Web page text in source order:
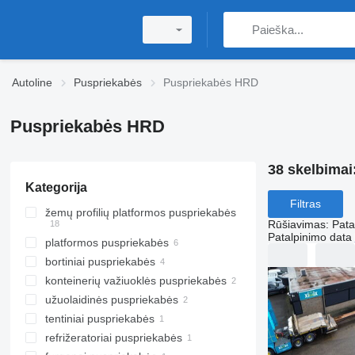
Autoline Puspriekabės Puspriekabės HRD
Puspriekabės HRD
Kategorija
žemų profilių platformos puspriekabės
platformos puspriekabės
bortiniai puspriekabės
konteinerių važiuoklės puspriekabės
užuolaidinės puspriekabės
tentiniai puspriekabės
refrižeratoriai puspriekabės
38
Filtras
Rūšiavimas:
Patalpinimo data